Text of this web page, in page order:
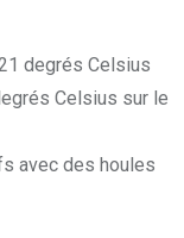
degrés Celsius
Celsius sur le
avec des houles